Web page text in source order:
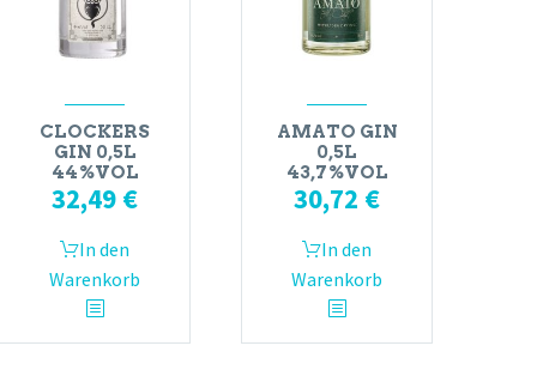
CLOCKERS
GIN 0,5L
44%VOL
32,49 €
In den
Warenkorb
AMATO GIN
0,5L
43,7%VOL
30,72 €
In den
Warenkorb